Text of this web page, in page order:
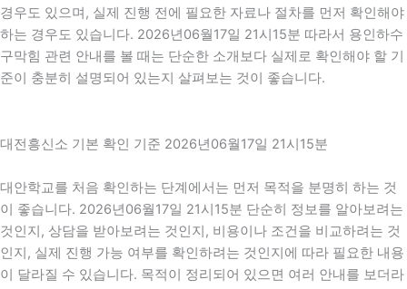
경우도 있으며, 실제 진행 전에 필요한 자료나 절차를 먼저 확인해야
하는 경우도 있습니다. 2026년06월17일 21시15분 따라서 용인하수
구막힘 관련 안내를 볼 때는 단순한 소개보다 실제로 확인해야 할 기
준이 충분히 설명되어 있는지 살펴보는 것이 좋습니다.
대전흥신소 기본 확인 기준 2026년06월17일 21시15분
대안학교를 처음 확인하는 단계에서는 먼저 목적을 분명히 하는 것
이 좋습니다. 2026년06월17일 21시15분 단순히 정보를 알아보려는
것인지, 상담을 받아보려는 것인지, 비용이나 조건을 비교하려는 것
인지, 실제 진행 가능 여부를 확인하려는 것인지에 따라 필요한 내용
이 달라질 수 있습니다. 목적이 정리되어 있으면 여러 안내를 보더라